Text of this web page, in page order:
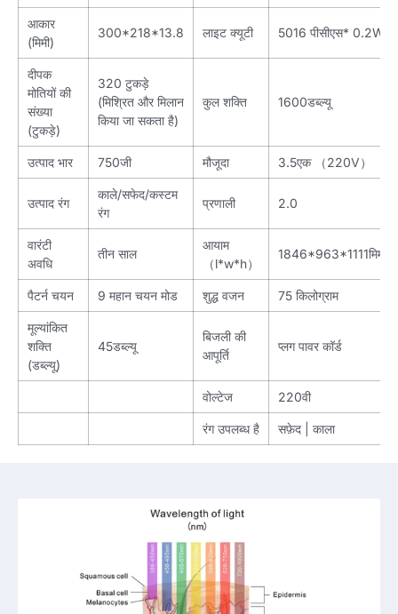
आकार
(मिमी)
300*218*13.8 लाइट क्यूटी 5016 पीसीएस* 0.2W
दीपक
मोतियों की
संख्या
(टुकड़े)
320 टुकड़े
(मिश्रित और मिलान
किया जा सकता है)
कुल शक्ति 1600डब्ल्यू
उत्पाद भार 750जी मौजूदा 3.5एक （220V）
उत्पाद रंग
काले/सफेद/कस्टम
रंग
प्रणाली 2.0
वारंटी
अवधि
तीन साल
आयाम
（l*w*h）
1846*963*1111मिमी
पैटर्न चयन 9 महान चयन मोड शुद्ध वजन 75 किलोग्राम
मूल्यांकित
शक्ति
(डब्ल्यू)
45डब्ल्यू
बिजली की
आपूर्ति
प्लग पावर कॉर्ड
वोल्टेज 220वी
रंग उपलब्ध है सफ़ेद | काला